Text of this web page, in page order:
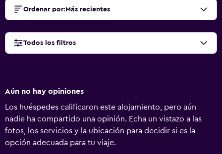
Ordenar por: Más recientes
Todos los filtros
Aún no hay opiniones
Los huéspedes calificaron este alojamiento, pero aún
nadie ha compartido una opinión. Echa un vistazo a las
fotos, los servicios y la ubicación para decidir si es la
opción adecuada para tu viaje.